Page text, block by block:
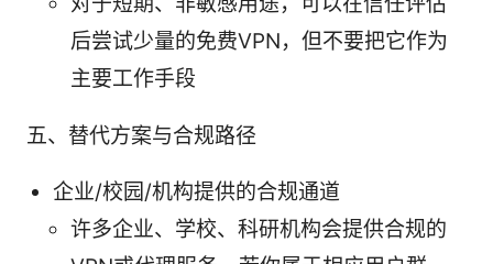
后尝试少量的免费VPN，但不要把它作为
主要工作手段
五、替代方案与合规路径
企业/校园/机构提供的合规通道
许多企业、学校、科研机构会提供合规的